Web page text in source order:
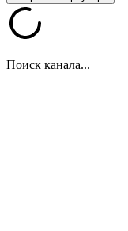
Поиск канала...